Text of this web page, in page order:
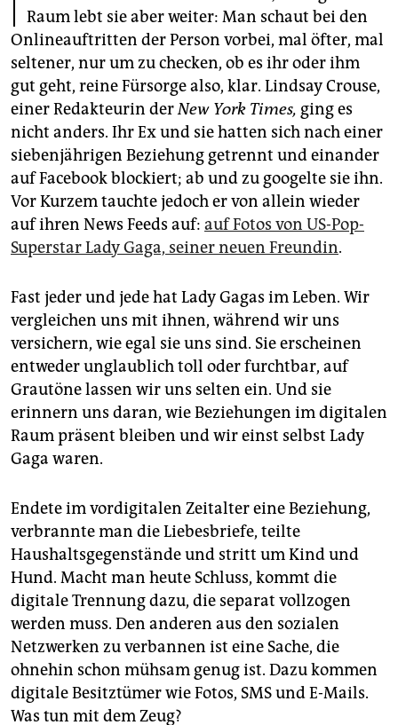
abo
genossenschaft
epaper login
Raum lebt sie aber weiter: Man schaut bei den
Onlineauftritten der Person vorbei, mal öfter, mal
seltener, nur um zu checken, ob es ihr oder ihm
gut geht, reine Fürsorge also, klar. Lindsay Crouse,
einer Redakteurin derNew York Times, ging es
nicht anders. Ihr Ex und sie hatten sich nach einer
siebenjährigen Beziehung getrennt und einander
auf Facebook blockiert; ab und zu googelte sie ihn.
Vor Kurzem tauchte jedoch er von allein wieder
auf ihren News Feeds auf: auf Fotos von US-Pop-
Superstar Lady Gaga, seiner neuen Freundin.
Fast jeder und jede hat Lady Gagas im Leben. Wir
vergleichen uns mit ihnen, während wir uns
versichern, wie egal sie uns sind. Sie erscheinen
entweder unglaublich toll oder furchtbar, auf
Grautöne lassen wir uns selten ein. Und sie
erinnern uns daran, wie Beziehungen im digitalen
Raum präsent bleiben und wir einst selbst Lady
Gaga waren.
Endete im vordigitalen Zeitalter eine Beziehung,
verbrannte man die Liebesbriefe, teilte
Haushaltsgegenstände und stritt um Kind und
Hund. Macht man heute Schluss, kommt die
digitale Trennung dazu, die separat vollzogen
werden muss. Den anderen aus den sozialen
Netzwerken zu verbannen ist eine Sache, die
ohnehin schon mühsam genug ist. Dazu kommen
digitale Besitztümer wie Fotos, SMS und E-Mails.
Was tun mit dem Zeug?